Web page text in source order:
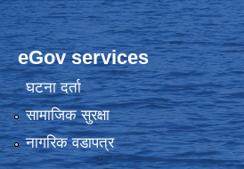
eGov services
घटना दर्ता
सामाजिक सुरक्षा
नागरिक वडापत्र